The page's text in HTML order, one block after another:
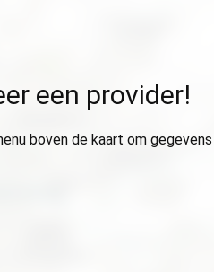
een provider!
boven de kaart om